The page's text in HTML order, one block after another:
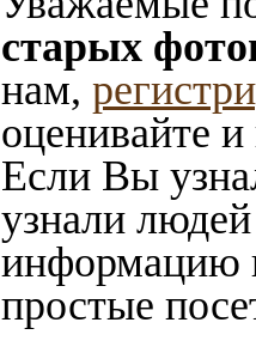
старых
нам,
оценивайте
Если Вы
узнали
информацию
простые